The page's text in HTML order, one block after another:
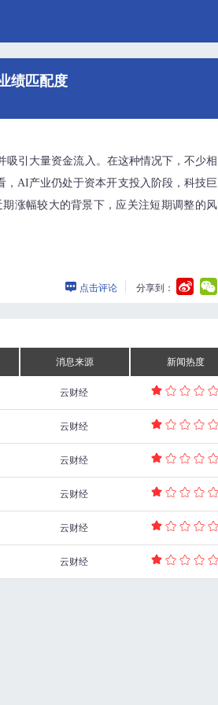
绩匹配度
引大量资金流入。在这种情况下，不少相
，AI产业仍处于资本开支投入阶段，科技巨
涨幅较大的背景下，应关注短期调整的风
点击评论 分享到：
消息来源 新闻热度
云财经
云财经
云财经
云财经
云财经
云财经